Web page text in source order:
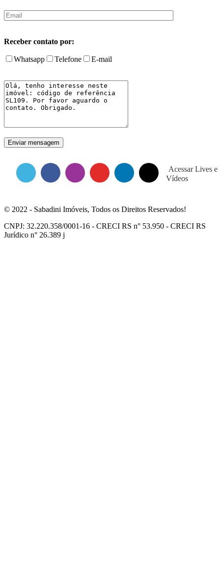
Receber contato por:
Whatsapp Telefone E-mail
Acessar Lives e
Vídeos
© 2022 - Sabadini Imóveis, Todos os Direitos Reservados!
CNPJ: 32.220.358/0001-16 - CRECI RS n° 53.950 - CRECI RS
Jurídico n° 26.389 j